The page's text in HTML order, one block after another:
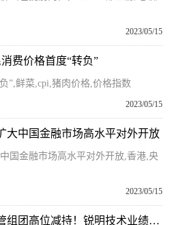
2023/05/15
费价格首度“转负”
”,鲜菜,cpi,猪肉价格,价格指数
2023/05/15
大中国金融市场高水平对外开放
国金融市场高水平对外开放,香港,央
2023/05/15
跌停！董事长赵志坚等高管组团高位减持！锐明技术业绩大变脸